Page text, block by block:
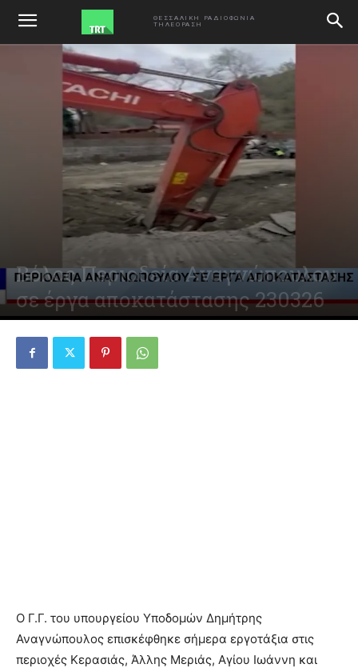
ΘΕΣΣΑΛΙΚΗ ΡΑΔΙΟΦΩΝΙΑ
ΤΗΛΕΟΡΑΣΗ
ΑΡΧΙΚΗ
Βόλος Περιοδεία Αναγνώπουλου
σε έργα αποκατάστασης 230326
March 23, 2026
Ο Γ.Γ. του υπουργείου Υποδομών Δημήτρης
Αναγνώπουλος επισκέφθηκε σήμερα εργοτάξια στις
περιοχές Κερασιάς, Άλλης Μεριάς, Αγίου Ιωάννη και